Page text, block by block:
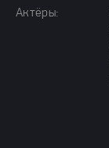
Актёры: